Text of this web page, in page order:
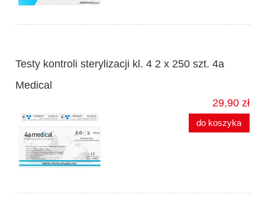
Testy kontroli sterylizacji kl. 4 2 x 250 szt. 4a
Medical
29,90 zł
do koszyka